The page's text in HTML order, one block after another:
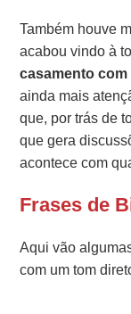
Também houve
acabou vindo à
casamento
ainda mais
que, por trás de
que gera
acontece com
Frases de
Aqui vão
com um tom